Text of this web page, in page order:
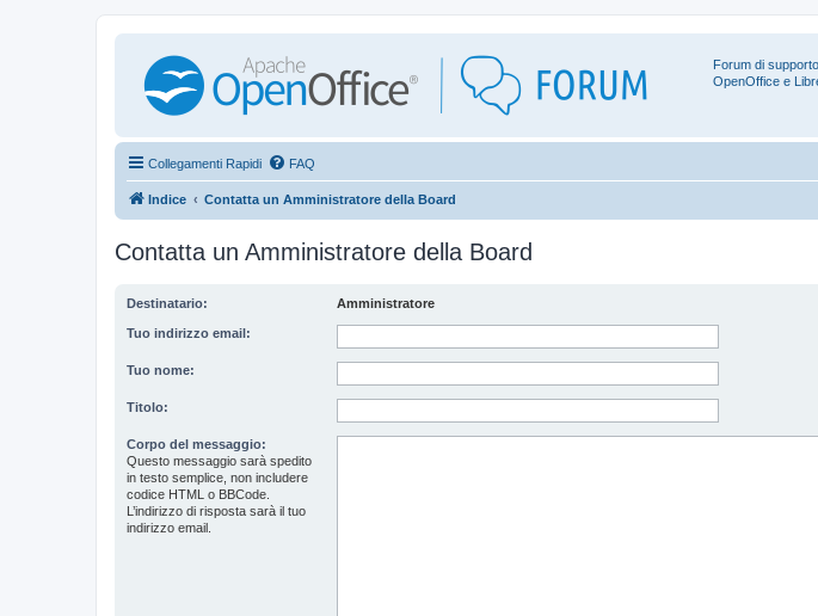
Forum di
OpenOffice e
Collegamenti Rapidi FAQ
Indice Contatta un Amministratore della Board
Contatta un Amministratore della Board
Destinatario: Amministratore
Tuo indirizzo email:
Tuo nome:
Titolo:
Corpo del messaggio:
Questo messaggio sarà spedito
in testo semplice, non includere
codice HTML o BBCode.
L’indirizzo di risposta sarà il tuo
indirizzo email.